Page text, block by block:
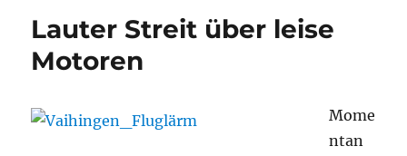
Lauter Streit über leise
Motoren
Mome
ntan